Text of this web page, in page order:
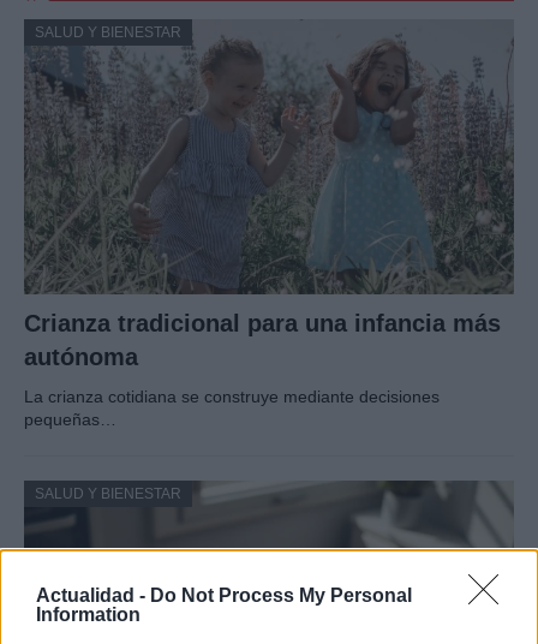
Actualidad - Do Not Process My Personal
Information
SALUD Y BIENESTAR
Crianza tradicional para una infancia más
autónoma
La crianza cotidiana se construye mediante decisiones
pequeñas…
SALUD Y BIENESTAR